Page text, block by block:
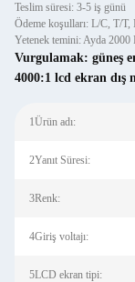
Teslim süresi: 3-5 iş günü
Ödeme koşulları: L/C, T/
Yetenek temini: Ayda 2000
Vurgulamak: güneş
4000:1 lcd ekran dış
1Ürün adı:
2Yanıt Süresi:
3Renk:
4Giriş voltajı:
5LCD ekran tipi: